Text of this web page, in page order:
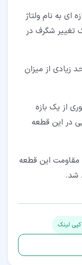
ای به نام ولتاژ
تغییر شگرف در
زیادی از میزان
از یک بازه
در این قطعه
مقاومت این قطعه
شد.
کپی لینک